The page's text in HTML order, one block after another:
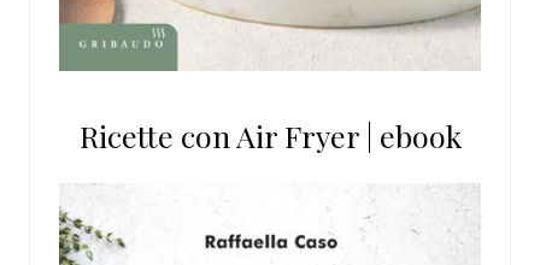
Ricette con Air Fryer | ebook